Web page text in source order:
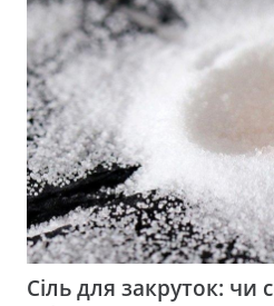
Сіль для закруток: чи